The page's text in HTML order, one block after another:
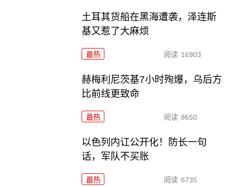
土耳其货船在黑海遭袭，泽连斯
基又惹了大麻烦
最热 阅读 16903
赫梅利尼茨基7小时殉爆，乌后方
比前线更致命
最热 阅读 8650
以色列内讧公开化！防长一句
话，军队不买账
最热 阅读 6735